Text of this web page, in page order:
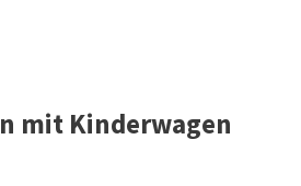
mit Kinderwagen